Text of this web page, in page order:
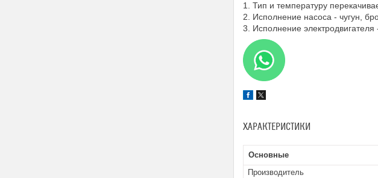
1. Тип и температуру
2. Исполнение насоса - чугун,
3. Исполнение
ХАРАКТЕРИСТИКИ
Основные
Производитель